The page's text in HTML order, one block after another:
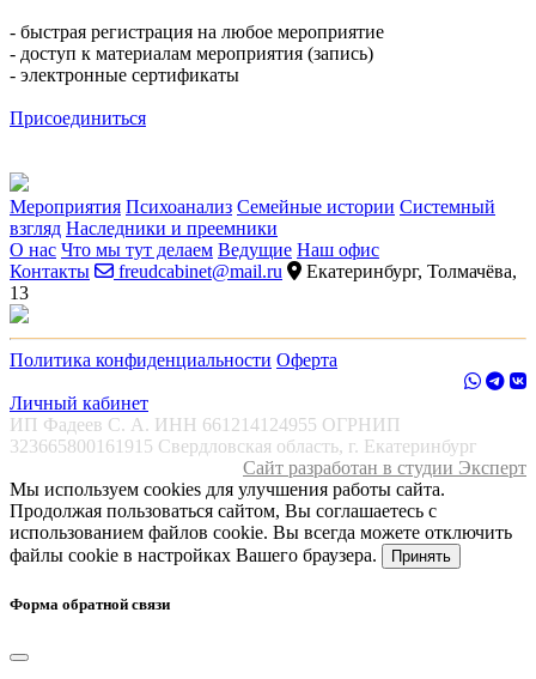
- быстрая регистрация на любое мероприятие
- доступ к материалам мероприятия (запись)
- электронные сертификаты
Присоединиться
Мероприятия Психоанализ Семейные истории Системный
взгляд Наследники и преемники
О нас Что мы тут делаем Ведущие Наш офис
Контакты
freudcabinet@mail.ru
Екатеринбург, Толмачёва,
13
Политика конфиденциальности Оферта
Личный кабинет
ИП Фадеев С. А. ИНН 661214124955 ОГРНИП
323665800161915 Свердловская область, г. Екатеринбург
Сайт разработан в студии Эксперт
Мы используем cookies для улучшения работы сайта.
Продолжая пользоваться сайтом, Вы соглашаетесь с
использованием файлов cookie. Вы всегда можете отключить
файлы cookie в настройках Вашего браузера.
Принять
Форма обратной связи